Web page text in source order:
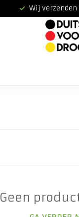
Wij verzenden
Geen